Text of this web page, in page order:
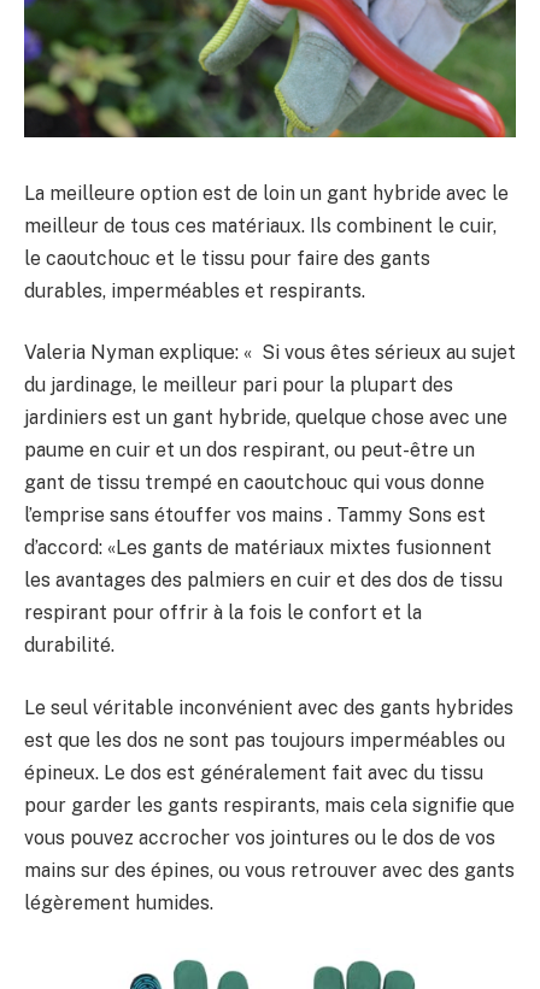
La meilleure option est de loin un gant hybride avec le
meilleur de tous ces matériaux. Ils combinent le cuir,
le caoutchouc et le tissu pour faire des gants
durables, imperméables et respirants.
Valeria Nyman explique: « Si vous êtes sérieux au sujet
du jardinage, le meilleur pari pour la plupart des
jardiniers est un gant hybride, quelque chose avec une
paume en cuir et un dos respirant, ou peut-être un
gant de tissu trempé en caoutchouc qui vous donne
l’emprise sans étouffer vos mains . Tammy Sons est
d’accord: «Les gants de matériaux mixtes fusionnent
les avantages des palmiers en cuir et des dos de tissu
respirant pour offrir à la fois le confort et la
durabilité.
Le seul véritable inconvénient avec des gants hybrides
est que les dos ne sont pas toujours imperméables ou
épineux. Le dos est généralement fait avec du tissu
pour garder les gants respirants, mais cela signifie que
vous pouvez accrocher vos jointures ou le dos de vos
mains sur des épines, ou vous retrouver avec des gants
légèrement humides.